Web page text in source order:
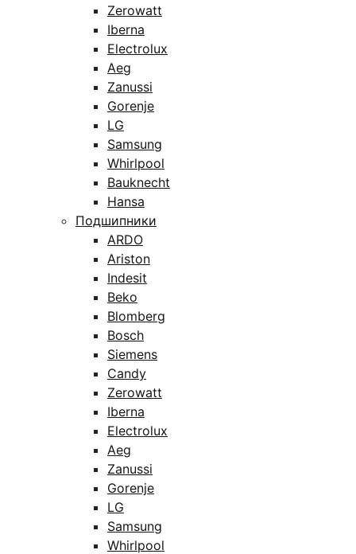
Zerowatt
Iberna
Electrolux
Aeg
Zanussi
Gorenje
LG
Samsung
Whirlpool
Bauknecht
Hansa
Подшипники
ARDO
Ariston
Indesit
Beko
Blomberg
Bosch
Siemens
Candy
Zerowatt
Iberna
Electrolux
Aeg
Zanussi
Gorenje
LG
Samsung
Whirlpool